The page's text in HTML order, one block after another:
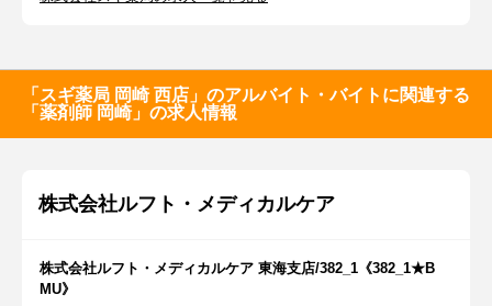
「スギ薬局 岡崎 西店」のアルバイト・バイトに関連する
「薬剤師 岡崎」の求人情報
株式会社ルフト・メディカルケア
株式会社ルフト・メディカルケア 東海支店/382_1《382_1★B
MU》